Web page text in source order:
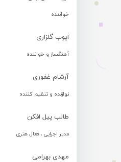
خواننده
ایوب گلزاری
آهنگساز و خواننده
آرشام غفوری
نوازنده و تنظیم کننده
طالب پیل افکن
مدیر اجرایی ، فعال هنری
مهدی بهرامی